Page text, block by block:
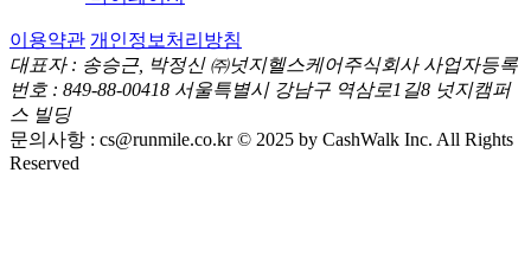
이용약관 개인정보처리방침
대표자 : 송승근, 박정신 ㈜넛지헬스케어주식회사 사업자등록
번호 : 849-88-00418 서울특별시 강남구 역삼로1길8 넛지캠퍼
스 빌딩
문의사항 : cs@runmile.co.kr © 2025 by CashWalk Inc. All Rights
Reserved